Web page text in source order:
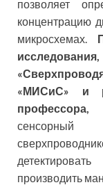
позволяет
концентрацию
микросхемах.
«МИСиС» и
производить